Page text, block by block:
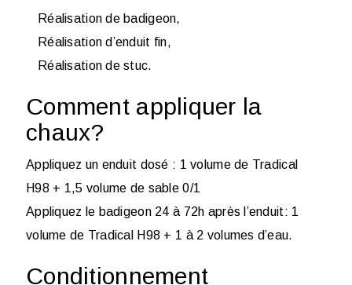
Réalisation de badigeon,
Réalisation d’enduit fin,
Réalisation de stuc.
Comment appliquer la
chaux?
Appliquez un enduit dosé : 1 volume de Tradical
H98 + 1,5 volume de sable 0/1
Appliquez le badigeon 24 à 72h après l’enduit: 1
volume de Tradical H98 + 1 à 2 volumes d’eau.
Conditionnement